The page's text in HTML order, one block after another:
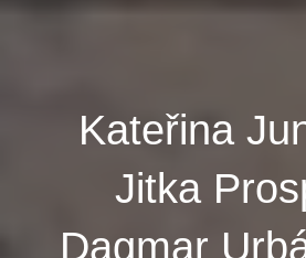
Kateřina
Jitka
Dagmar